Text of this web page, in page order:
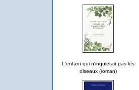
L'enfant qui n'inquiétait pas les
oiseaux (roman)